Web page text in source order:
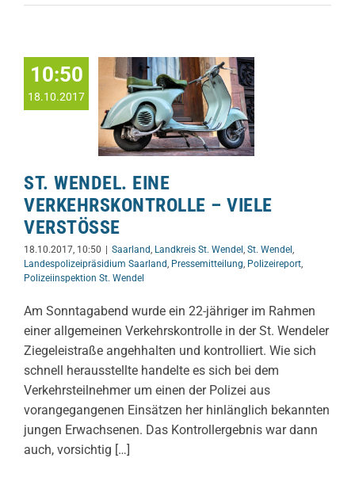
10:50
18.10.2017
ST. WENDEL. EINE
VERKEHRSKONTROLLE – VIELE
VERSTÖSSE
18.10.2017, 10:50 | Saarland Landkreis St. Wendel St. Wendel
Landespolizeipräsidium Saarland Pressemitteilung Polizeireport
Polizeiinspektion St. Wendel
Am Sonntagabend wurde ein 22-jähriger im Rahmen
einer allgemeinen Verkehrskontrolle in der St. Wendeler
Ziegeleistraße angehhalten und kontrolliert. Wie sich
schnell herausstellte handelte es sich bei dem
Verkehrsteilnehmer um einen der Polizei aus
vorangegangenen Einsätzen her hinlänglich bekannten
jungen Erwachsenen. Das Kontrollergebnis war dann
auch, vorsichtig […]